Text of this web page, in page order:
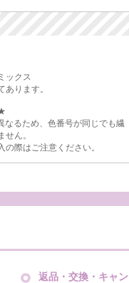
ックス
ります。
なるため、色番号が同じでも繊
ん。
の際はご注意ください。
返品・交換・キャ